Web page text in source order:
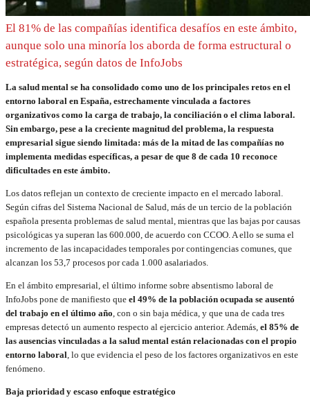
El 81% de las compañías identifica desafíos en este ámbito,
aunque solo una minoría los aborda de forma estructural o
estratégica, según datos de InfoJobs
La salud mental se ha consolidado como uno de los principales retos en el
entorno laboral en España, estrechamente vinculada a factores
organizativos como la carga de trabajo, la conciliación o el clima laboral.
Sin embargo, pese a la creciente magnitud del problema, la respuesta
empresarial sigue siendo limitada: más de la mitad de las compañías no
implementa medidas específicas, a pesar de que 8 de cada 10 reconoce
dificultades en este ámbito.
Los datos reflejan un contexto de creciente impacto en el mercado laboral.
Según cifras del Sistema Nacional de Salud, más de un tercio de la población
española presenta problemas de salud mental, mientras que las bajas por causas
psicológicas ya superan las 600.000, de acuerdo con CCOO. A ello se suma el
incremento de las incapacidades temporales por contingencias comunes, que
alcanzan los 53,7 procesos por cada 1.000 asalariados.
En el ámbito empresarial, el último informe sobre absentismo laboral de
InfoJobs pone de manifiesto que el 49% de la población ocupada se ausentó
del trabajo en el último año, con o sin baja médica, y que una de cada tres
empresas detectó un aumento respecto al ejercicio anterior. Además, el 85% de
las ausencias vinculadas a la salud mental están relacionadas con el propio
entorno laboral, lo que evidencia el peso de los factores organizativos en este
fenómeno.
Baja prioridad y escaso enfoque estratégico